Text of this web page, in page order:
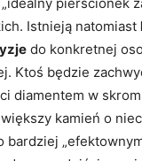
pierścionek
Istnieją natomiast
do konkretnej
Ktoś będzie
diamentem w
kamień o
bardziej